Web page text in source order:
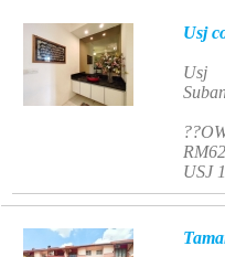
Usj
Usj
USJ